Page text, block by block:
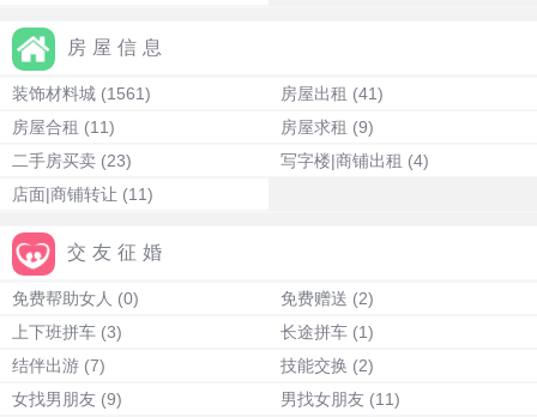
房屋信息
装饰材料城 (1561) 房屋出租 (41)
房屋合租 (11) 房屋求租 (9)
二手房买卖 (23) 写字楼|商铺出租 (4)
店面|商铺转让 (11)
交友征婚
免费帮助女人 (0) 免费赠送 (2)
上下班拼车 (3) 长途拼车 (1)
结伴出游 (7) 技能交换 (2)
女找男朋友 (9) 男找女朋友 (11)